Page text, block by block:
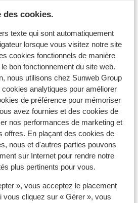
des cookies.
texte qui sont automatiquement
lorsque vous visitez notre site
cookies fonctionnels de manière
bon fonctionnement du site web.
nous utilisons chez Sunweb Group
analytiques pour améliorer
de préférence pour mémoriser
avez fournies et des cookies de
nos performances de marketing et
offres. En plaçant des cookies de
nous et d'autres parties pouvons
sur Internet pour rendre notre
plus pertinents pour vous.
», vous acceptez le placement
vous cliquez sur « Gérer », vous
Canillo
de la Casa